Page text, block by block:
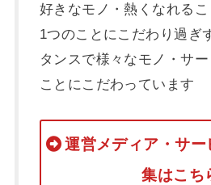
好きなモノ・熱くなれるこ
1つのことにこだわり過ぎ
タンスで様々なモノ・サ
ことにこだわっています
運営メディア・サー
集はこち